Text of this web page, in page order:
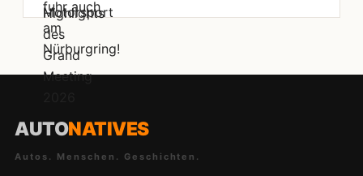
AUTONATIVES
Autos. Menschen. Geschichten.